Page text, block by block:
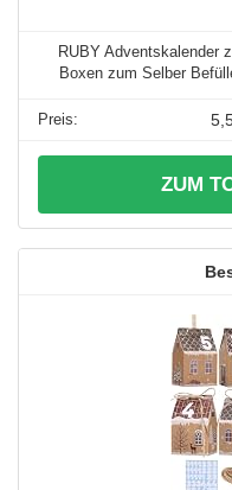
RUBY Adventskalender
Boxen zum Selber
ZUM